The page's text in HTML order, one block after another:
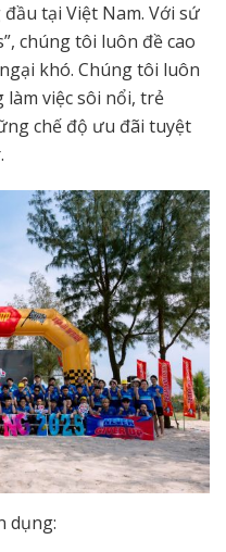
tại Việt Nam. Với sứ
chúng tôi luôn đề cao
khó. Chúng tôi luôn
việc sôi nổi, trẻ
chế độ ưu đãi tuyệt
dụng: